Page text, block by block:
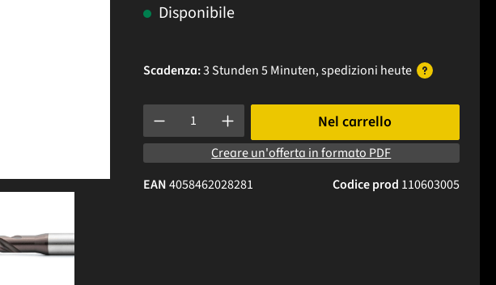
Disponibile
Scadenza:3 Stunden 5 Minuten, spedizioni heute
Quantità del prodotto: inserisci la quantità desiderata o usa i
Nel carrello
Creare un'offerta in formato PDF
Codice prod 110603005
EAN4058462028281